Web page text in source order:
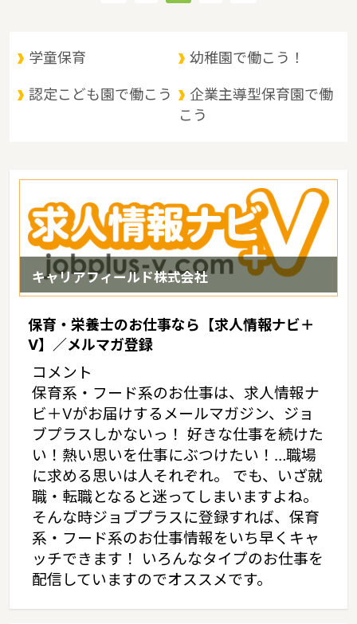
宮崎県は、かつては日向の国と呼ばれ特有の文化背景の中今日に至
るようになりました。夏場には高温多湿の気候の影響もあり、台風
銀座の一角に含まれる年もありますが南国感溢れる農産物にも恵ま
れており九州の中でもひときわ南国ムードただようような特徴があ
学童保育 幼稚園で働こう！
認定こども園で働こう
企業主導型保育園で働
こう
キャリアフィールド株式会社
保育・栄養士のお仕事なら【求人情報ナビ＋
V】／メルマガ登録
コメント
保育系・フード系のお仕事は、求人情報ナ
ビ＋Vがお届けするメールマガジン、ジョ
ブプラスしかないっ！ 好きな仕事を続けた
い！熱い思いを仕事にぶつけたい！…職場
に求める思いは人それぞれ。 でも、いざ就
職・転職となると迷ってしまいますよね。
そんな時ジョブプラスに登録すれば、保育
系・フード系のお仕事情報をいち早くキャ
ッチできます！ いろんなタイプのお仕事を
配信していますのでオススメです。